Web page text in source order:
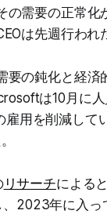
の需要の正常
は先週行われ
要の鈍化と経
は10月に
用を削減し
リサーチによる
2023年に入っ